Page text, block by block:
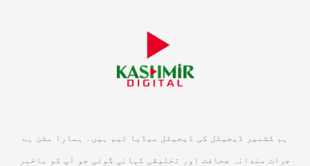
ہم کشمیر ڈیجیٹل کی ڈیجیٹل میڈیا ٹیم ہیں۔ ہمارا مشن ہے
جرات مندانہ صحافت اور تخلیقی کہانی گوئی جو آپ کو باخبر